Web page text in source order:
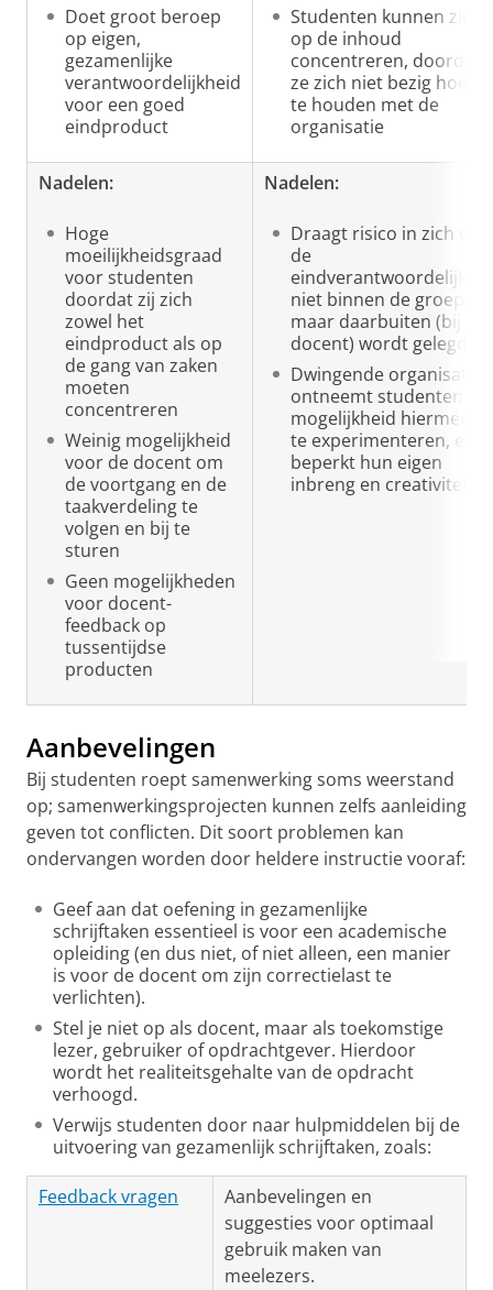
Doet groot beroep
op eigen,
gezamenlijke
verantwoordelijkheid
voor een goed
eindproduct
Studenten kunnen zich
op de inhoud
concentreren, doordat
ze zich niet bezig
te houden met de
organisatie
Nadelen:
Hoge
moeilijkheidsgraad
voor studenten
doordat zij zich
zowel het
eindproduct als op
de gang van zaken
moeten
concentreren
Weinig mogelijkheid
voor de docent om
de voortgang en de
taakverdeling te
volgen en bij te
sturen
Geen mogelijkheden
voor docent-
feedback op
tussentijdse
producten
Nadelen:
Draagt risico in zich dat
de
niet binnen de groep,
maar daarbuiten (bij de
docent) wordt gelegd
Dwingende organisatie
ontneemt studenten de
mogelijkheid hiermee
te experimenteren, en
beperkt hun eigen
inbreng en creativiteit
Aanbevelingen
Bij studenten roept samenwerking soms weerstand
op; samenwerkingsprojecten kunnen zelfs aanleiding
geven tot conflicten. Dit soort problemen kan
ondervangen worden door heldere instructie vooraf:
Geef aan dat oefening in gezamenlijke
schrijftaken essentieel is voor een academische
opleiding (en dus niet, of niet alleen, een manier
is voor de docent om zijn correctielast te
verlichten).
Stel je niet op als docent, maar als toekomstige
lezer, gebruiker of opdrachtgever. Hierdoor
wordt het realiteitsgehalte van de opdracht
verhoogd.
Verwijs studenten door naar hulpmiddelen bij de
uitvoering van gezamenlijk schrijftaken, zoals:
Feedback vragen
Aanbevelingen en
suggesties voor optimaal
gebruik maken van
meelezers.